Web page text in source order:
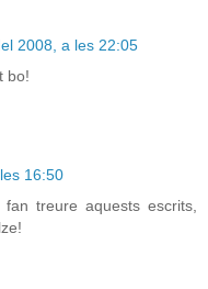
2008, a les 22:05
bo!
16:50
treure aquests escrits,